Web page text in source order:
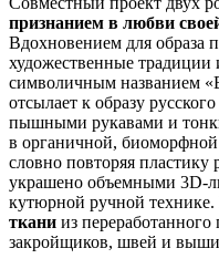
признанием в любви
Вдохновением для образа
художественные
символичным названием
отсылает к образу
пышными рукавами и
в органичной,
словно повторяя
украшено объемными 3D-
кутюрной ручной
ткани из переработанного
закройщиков, швей и